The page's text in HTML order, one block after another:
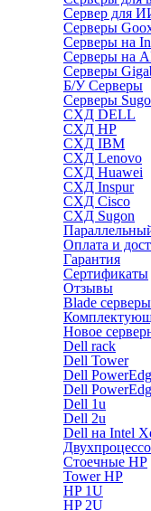
Сервер для
Серверы
Серверы на
Серверы на
Серверы
Б/У Серверы
Серверы
СХД DELL
СХД HP
СХД IBM
СХД Lenovo
СХД Huawei
СХД Inspur
СХД Cisco
СХД Sugon
Оплата и
Гарантия
Сертификаты
Отзывы
Blade серверы
Новое
Dell rack
Dell Tower
Dell
Dell
Dell 1u
Dell 2u
Dell на Intel
Стоечные HP
Tower HP
HP 1U
HP 2U